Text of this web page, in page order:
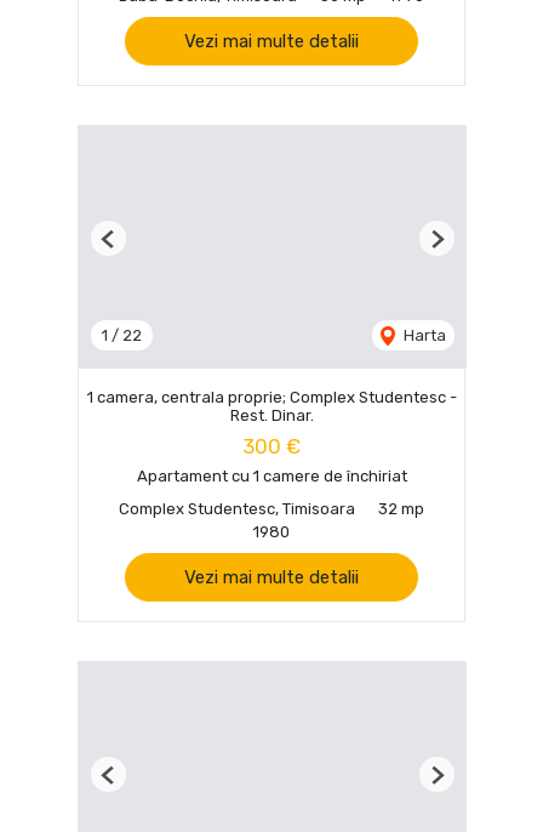
Vezi mai multe detalii
1 / 22 Harta
Previous Next
1 camera, centrala proprie; Complex Studentesc -
Rest. Dinar.
300 €
Apartament cu 1 camere de închiriat
Complex Studentesc, Timisoara
32 mp
1980
Vezi mai multe detalii
Previous Next